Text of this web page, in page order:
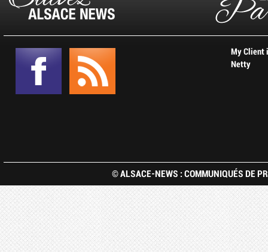
My Client
Netty
© ALSACE-NEWS : COMMUNIQUÉS DE